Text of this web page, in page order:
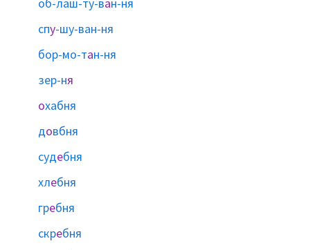
спу-шу-ван-ня
бор-мо-тан-ня
зер-ня
охабня
довбня
судебня
хлебня
гребня
скребня